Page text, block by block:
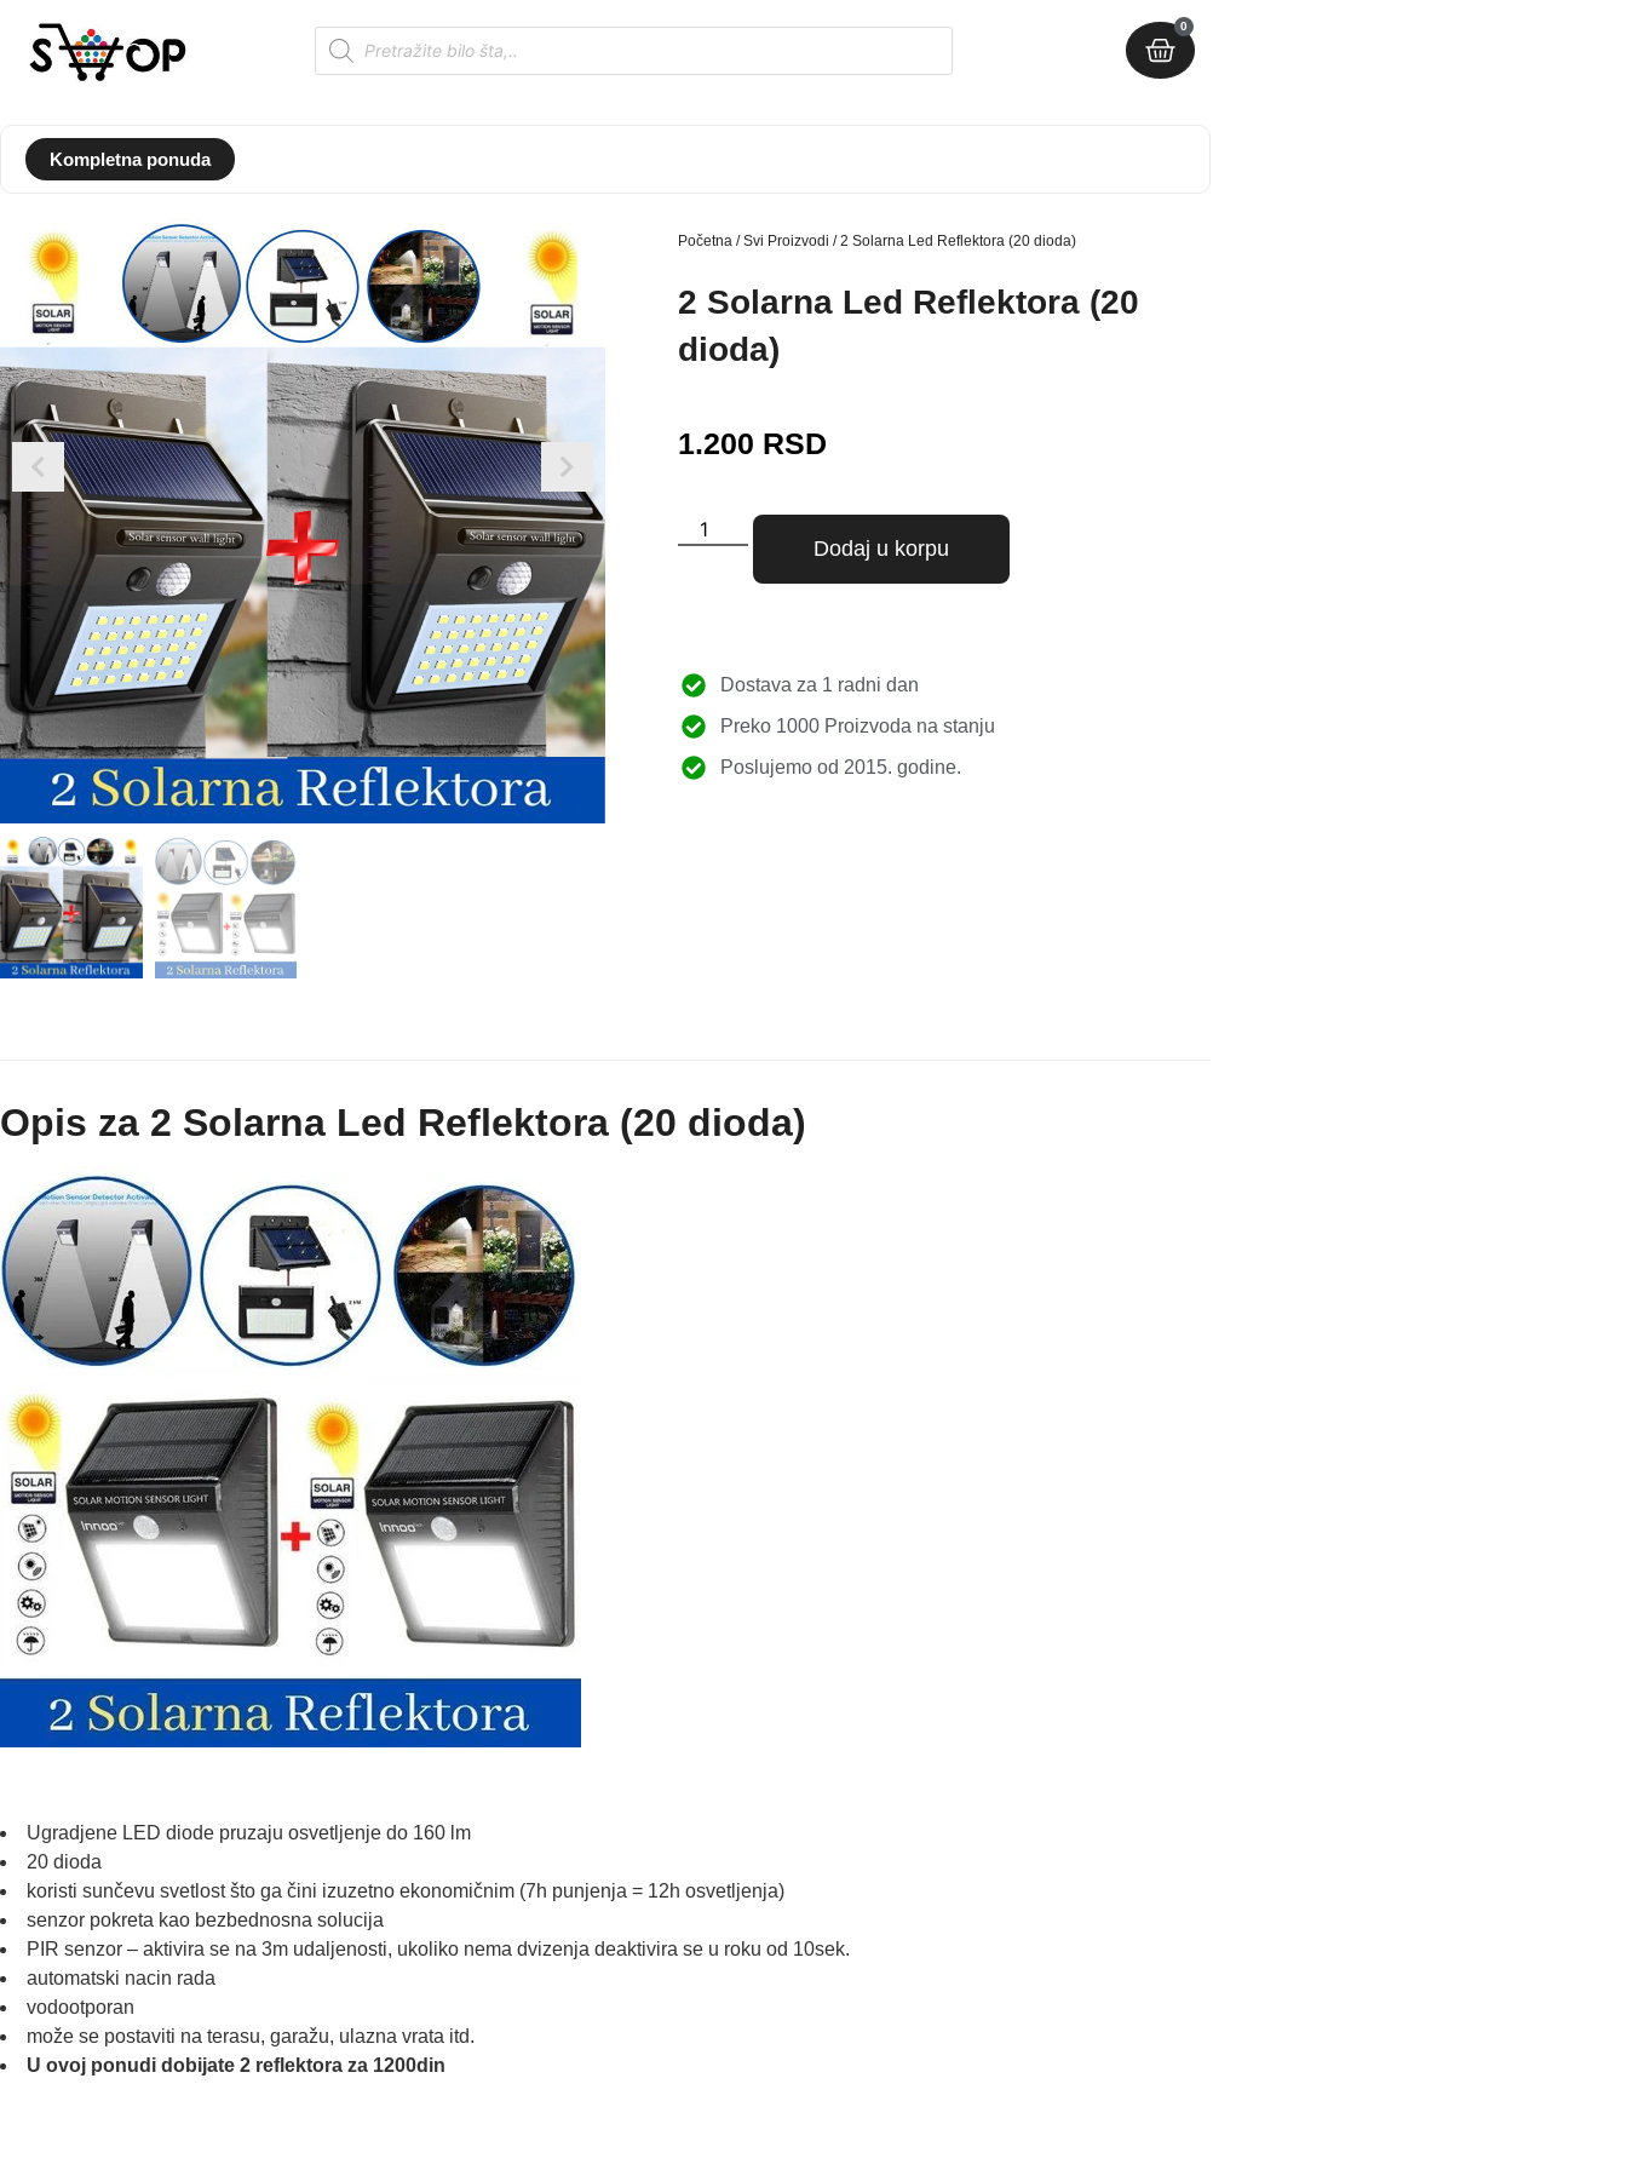
0
Kompletna ponuda
Početna /Svi Proizvodi / 2 Solarna Led Reflektora (20 dioda)
2 Solarna Led Reflektora (20
dioda)
1.200 RSD
Dodaj u korpu
Dostava za 1 radni dan
Preko 1000 Proizvoda na stanju
Poslujemo od 2015. godine.
Opis za 2 Solarna Led Reflektora (20 dioda)
Ugradjene LED diode pruzaju osvetljenje do 160 lm
20 dioda
koristi sunčevu svetlost što ga čini izuzetno ekonomičnim (7h punjenja = 12h osvetljenja)
senzor pokreta kao bezbednosna solucija
PIR senzor – aktivira se na 3m udaljenosti, ukoliko nema dvizenja deaktivira se u roku od 10sek.
automatski nacin rada
vodootporan
može se postaviti na terasu, garažu, ulazna vrata itd.
U ovoj ponudi dobijate 2 reflektora za 1200din